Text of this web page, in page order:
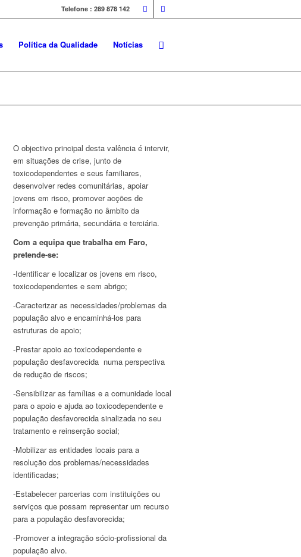
Telefone : 289 878 142
Política da Qualidade Notícias
O objectivo principal desta valência é intervir,
em situações de crise, junto de
toxicodependentes e seus familiares,
desenvolver redes comunitárias, apoiar
jovens em risco, promover acções de
informação e formação no âmbito da
prevenção primária, secundária e terciária.
Com a equipa que trabalha em Faro,
pretende-se:
-Identificar e localizar os jovens em risco,
toxicodependentes e sem abrigo;
-Caracterizar as necessidades/problemas da
população alvo e encaminhá-los para
estruturas de apoio;
-Prestar apoio ao toxicodependente e
população desfavorecida numa perspectiva
de redução de riscos;
-Sensibilizar as famílias e a comunidade local
para o apoio e ajuda ao toxicodependente e
população desfavorecida sinalizada no seu
tratamento e reinserção social;
-Mobilizar as entidades locais para a
resolução dos problemas/necessidades
identificadas;
-Estabelecer parcerias com instituições ou
serviços que possam representar um recurso
para a população desfavorecida;
-Promover a integração sócio-profissional da
população alvo.